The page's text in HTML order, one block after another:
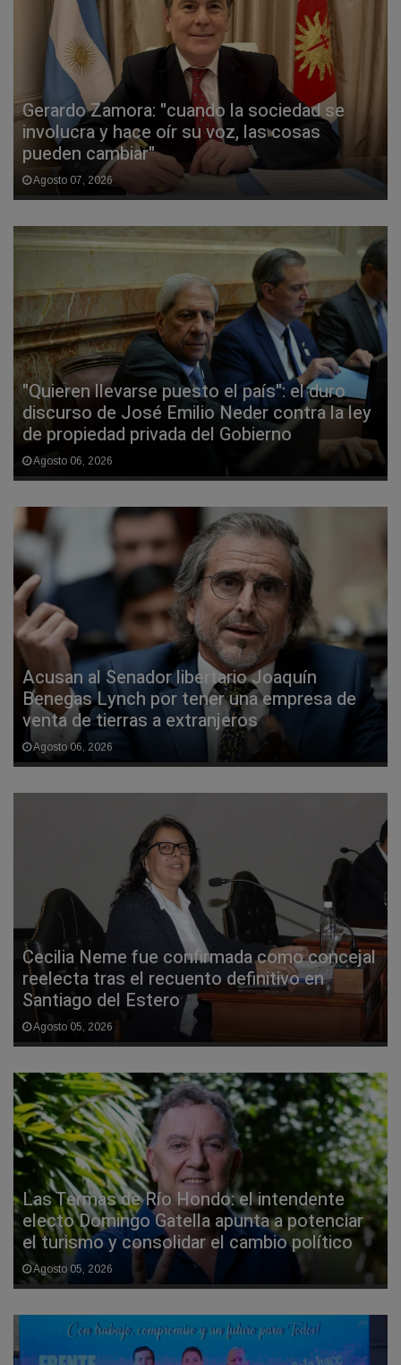
Gerardo Zamora: "cuando la sociedad se
involucra y hace oír su voz, las cosas
pueden cambiar"
Agosto 07, 2026
"Quieren llevarse puesto el país": el duro
discurso de José Emilio Neder contra la ley
de propiedad privada del Gobierno
Agosto 06, 2026
Acusan al Senador libertario Joaquín
Benegas Lynch por tener una empresa de
venta de tierras a extranjeros
Agosto 06, 2026
Cecilia Neme fue confirmada como concejal
reelecta tras el recuento definitivo en
Santiago del Estero
Agosto 05, 2026
Las Termas de Río Hondo: el intendente
electo Domingo Gatella apunta a potenciar
el turismo y consolidar el cambio político
Agosto 05, 2026